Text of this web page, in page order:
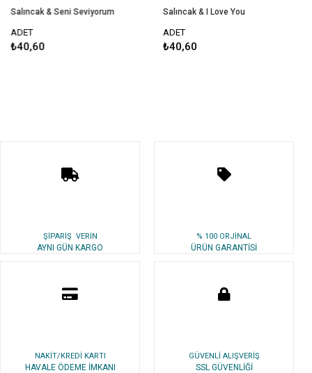
Salıncak & Seni Seviyorum
ADET
₺40,60
Salıncak & I Love You
ADET
₺40,60
ŞİPARİŞ VERİN
AYNI GÜN KARGO
% 100 ORJİNAL
ÜRÜN GARANTİSİ
NAKİT/KREDİ KARTI
HAVALE ÖDEME İMKANI
GÜVENLİ ALIŞVERİŞ
SSL GÜVENLİĞİ